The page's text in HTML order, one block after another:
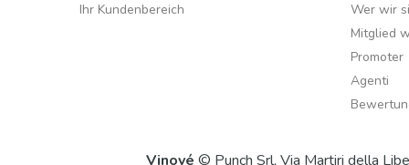
Ihr Kundenbereich
Wer wir
Mitglied
Promoter
Agenti
Vinové © Punch Srl, Via Martiri della